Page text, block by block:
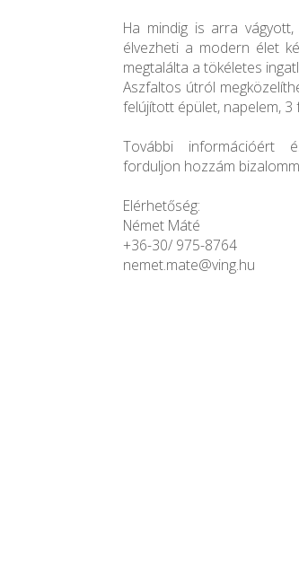
Ha mindig is arra
élvezheti a modern élet
megtalálta a tökéletes
Aszfaltos útról
felújított épület, napelem, 3
További információért
forduljon hozzám
Elérhetőség:
Német Máté
+36-30/ 975-8764
nemet.mate@ving.hu